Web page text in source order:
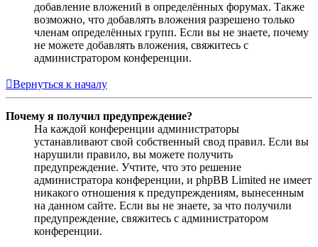
добавление вложений в определённых форумах. Также
возможно, что добавлять вложения разрешено только
членам определённых групп. Если вы не знаете, почему
не можете добавлять вложения, свяжитесь с
администратором конференции.
Вернуться к началу
Почему я получил предупреждение?
На каждой конференции администраторы
устанавливают свой собственный свод правил. Если вы
нарушили правило, вы можете получить
предупреждение. Учтите, что это решение
администратора конференции, и phpBB Limited не имеет
никакого отношения к предупреждениям, вынесенным
на данном сайте. Если вы не знаете, за что получили
предупреждение, свяжитесь с администратором
конференции.